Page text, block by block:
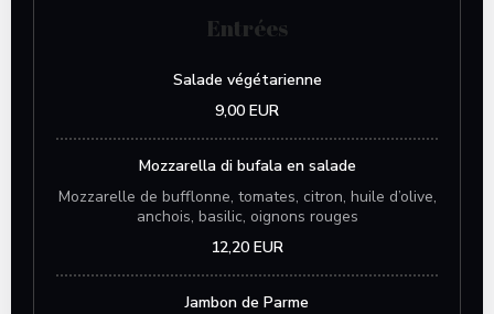
Entrées
Salade végétarienne
9,00 EUR
Mozzarella di bufala en salade
Mozzarelle de bufflonne, tomates, citron, huile d’olive,
anchois, basilic, oignons rouges
12,20 EUR
Jambon de Parme